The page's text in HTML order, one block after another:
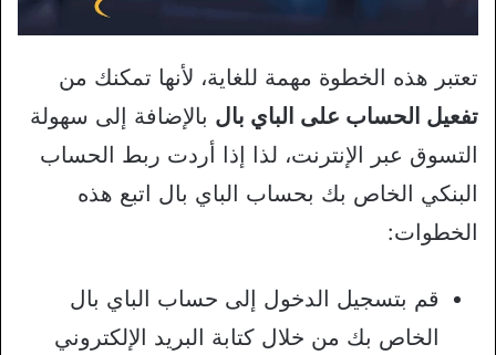
تعتبر هذه الخطوة مهمة للغاية، لأنها تمكنك من
تفعيل الحساب على الباي بال بالإضافة إلى سهولة
التسوق عبر الإنترنت، لذا إذا أردت ربط الحساب
البنكي الخاص بك بحساب الباي بال اتبع هذه
الخطوات:
قم بتسجيل الدخول إلى حساب الباي بال
الخاص بك من خلال كتابة البريد الإلكتروني